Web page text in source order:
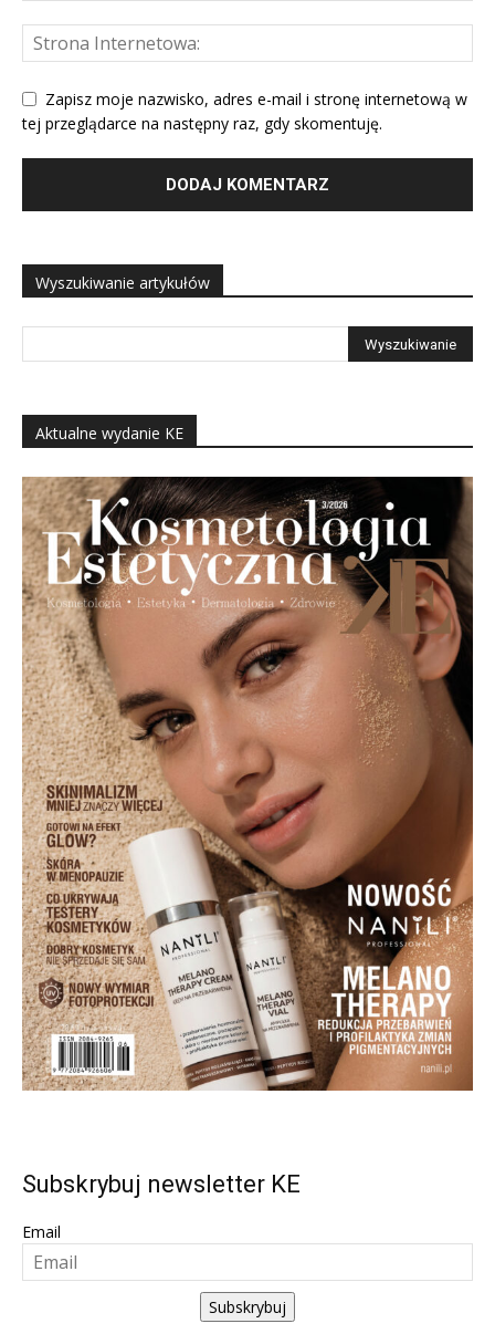
Zapisz moje nazwisko, adres e-mail i stronę internetową w
tej przeglądarce na następny raz, gdy skomentuję.
Wyszukiwanie artykułów
Aktualne wydanie KE
Subskrybuj newsletter KE
Email
Subskrybuj